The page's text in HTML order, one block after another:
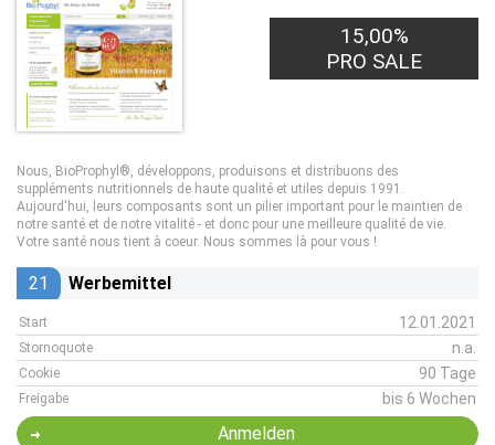
15,00%
PRO SALE
Nous, BioProphyl®, développons, produisons et distribuons des
suppléments nutritionnels de haute qualité et utiles depuis 1991.
Aujourd'hui, leurs composants sont un pilier important pour le maintien de
notre santé et de notre vitalité - et donc pour une meilleure qualité de vie.
Votre santé nous tient à coeur. Nous sommes là pour vous !
21 Werbemittel
Start 12.01.2021
Stornoquote n.a.
Cookie 90 Tage
Freigabe bis 6 Wochen
Anmelden